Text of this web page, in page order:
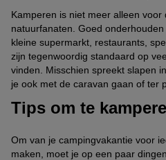
Kamperen is niet meer alleen voor
natuurfanaten. Goed
kleine supermarkt, restaurants,
zijn tegenwoordig standaard op
vinden. Misschien spreekt slapen
je ook met de caravan gaan of ter
Tips om te
Om van je campingvakantie voor
maken, moet je op een paar